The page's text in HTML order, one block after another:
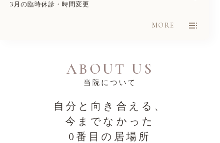
3月の臨時休診・時間変更
MORE
ABOUT US
当院について
自分と向き合える、
今までなかった
0番目の居場所